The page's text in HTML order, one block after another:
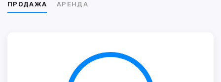
ПРОДАЖА АРЕНДА